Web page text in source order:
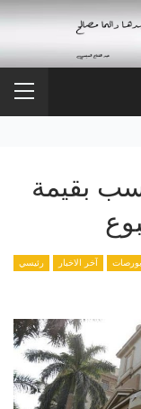
بقيمة
بورصات آخر الاخبار رئيسي